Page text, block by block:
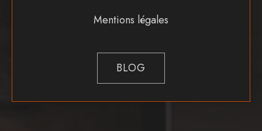
Mentions légales
BLOG